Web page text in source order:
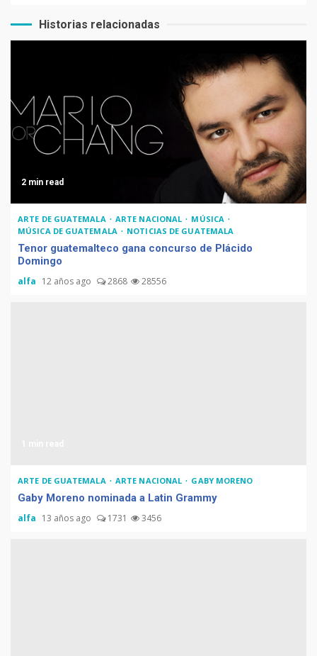
Historias relacionadas
2 min read
ARTE DE GUATEMALA ARTE NACIONAL
MÚSICA
MÚSICA DE GUATEMALA
NOTICIAS DE GUATEMALA
Tenor guatemalteco gana concurso de Plácido
Domingo
alfa 12 años ago 2868 28556
ARTE DE GUATEMALA ARTE NACIONAL GABY MORENO
Gaby Moreno nominada a Latin Grammy
alfa 13 años ago 1731 3456